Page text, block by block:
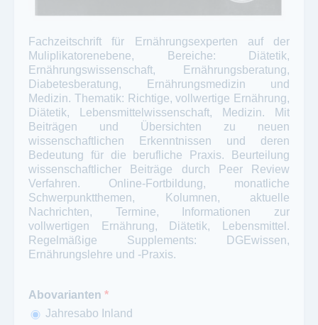
Fachzeitschrift für Ernährungsexperten auf der
Muliplikatorenebene, Bereiche: Diätetik,
Ernährungswissenschaft, Ernährungsberatung,
Diabetesberatung, Ernährungsmedizin und
Medizin. Thematik: Richtige, vollwertige Ernährung,
Diätetik, Lebensmittelwissenschaft, Medizin. Mit
Beiträgen und Übersichten zu neuen
wissenschaftlichen Erkenntnissen und deren
Bedeutung für die berufliche Praxis. Beurteilung
wissenschaftlicher Beiträge durch Peer Review
Verfahren. Online-Fortbildung, monatliche
Schwerpunktthemen, Kolumnen, aktuelle
Nachrichten, Termine, Informationen zur
vollwertigen Ernährung, Diätetik, Lebensmittel.
Regelmäßige Supplements: DGEwissen,
Ernährungslehre und -Praxis.
Abovarianten *
Jahresabo Inland